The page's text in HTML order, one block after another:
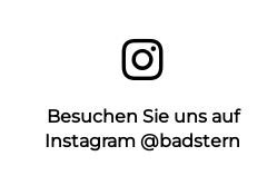
Besuchen Sie uns auf
Instagram @badstern